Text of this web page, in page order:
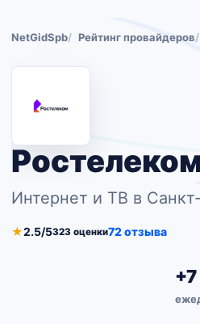
NetGidSpb Рейтинг провайдеров
Интернет и ТВ в
★2.5/5323 оценки72 отзыва